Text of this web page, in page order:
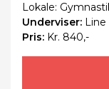
Lokale:
Underviser:
Pris: Kr. 840,-